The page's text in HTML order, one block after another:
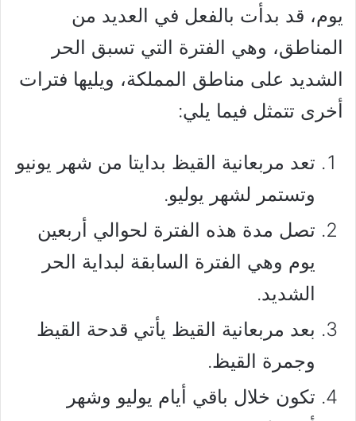
يوم، قد بدأت بالفعل في العديد من
المناطق، وهي الفترة التي تسبق الحر
الشديد على مناطق المملكة، ويليها فترات
أخرى تتمثل فيما يلي:
تعد مربعانية القيظ بدايتا من شهر يونيو
وتستمر لشهر يوليو.
تصل مدة هذه الفترة لحوالي أربعين
يوم وهي الفترة السابقة لبداية الحر
الشديد.
بعد مربعانية القيظ يأتي قدحة القيظ
وجمرة القيظ.
تكون خلال باقي أيام يوليو وشهر